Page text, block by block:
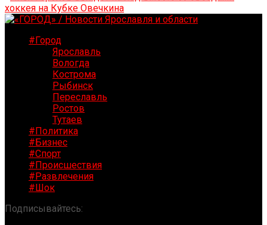
хоккея на Кубке Овечкина
#Город
Ярославль
Вологда
Кострома
Рыбинск
Переславль
Ростов
Тутаев
#Политика
#Бизнес
#Спорт
#Происшествия
#Развлечения
#Шок
Подписывайтесь: